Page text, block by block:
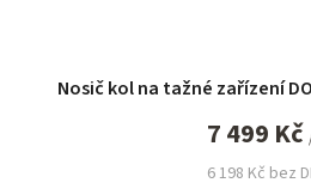
Nosič kol na tažné zařízení
6 198 Kč bez
7 499 Kč